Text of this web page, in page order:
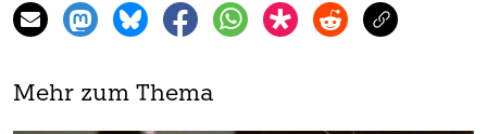
Mehr zum Thema